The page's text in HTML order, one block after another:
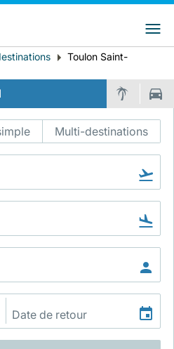
Langue préférée
Toulon Saint-
Multi-destinations